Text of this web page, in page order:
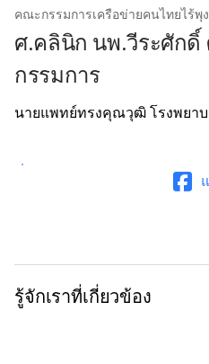
คณะกรรมการเครือข่ายคนไทยไร้พุง
ศ.คลินิก นพ.วีระศักดิ์
กรรมการ
นายแพทย์ทรงคุณวุฒิ โรงพยา
รู้จักเราที่เกี่ยวข้อง